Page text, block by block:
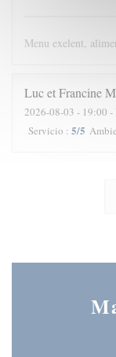
Menu exelent,
Luc et FrancineM
2026-08-03 - 19:00 -
Servicio : 5/5